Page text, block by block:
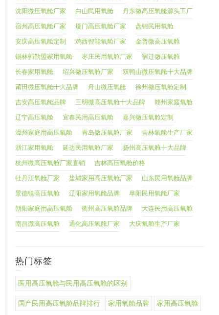
沈阳微压氧舱厂家 白山民用氧舱 丹东微高压氧舱源头工厂
宿州高压氧舱厂家 厦门高压氧舱厂家 盘锦民用氧舱
安庆高压氧舱定制 鸡西智能氧舱厂家 金普微高压氧舱
锡林郭勒盟家用氧舱 枣庄民用氧舱厂家 宿迁微压氧舱
长春家用氧舱 绍兴微压氧舱厂家 双鸭山微压氧舱十大品牌
莆田微压氧舱十大品牌 舟山微压氧舱 徐州微压氧舱定制
吉安高压氧舱品牌 三明微高压氧舱十大品牌 赣州家庭氧舱
辽宁高压氧舱 宜春民用高压氧舱 嘉兴微压氧舱定制
漳州家庭用高压氧舱 青岛微压氧舱厂家 吉林氧舱生产厂家
浙江家用氧舱 延边民用氧舱厂家 扬州高压氧舱十大品牌
杭州微高压氧舱厂家直销 吉林高压氧舱价格
牡丹江氧舱厂家 盐城家用高压氧舱厂家 山东民用氧舱品牌
景德镇高压氧舱 辽阳家用氧舱品牌 阜阳民用氧舱厂家
朝阳家庭用高压氧舱 衢州高压氧舱品牌 大连民用高压氧舱
南昌微高压氧舱 通化高压氧舱厂家 大庆氧舱生产厂家
热门标签
医用高压氧舱与民用高压氧舱的区别
国产民用高压氧舱品牌排行 家用氧舱品牌 家用高压氧舱